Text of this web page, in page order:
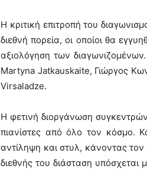
Η κριτική επιτροπή του
διεθνή πορεία, οι οποίοι θα
αξιολόγηση των
Martyna Jatkauskaite, Γιώργος
Virsaladze.
Η φετινή διοργάνωση
πιανίστες από όλο τον κόσμο.
αντίληψη και στυλ, κάνοντας τον
διεθνής του διάσταση υπόσχεται